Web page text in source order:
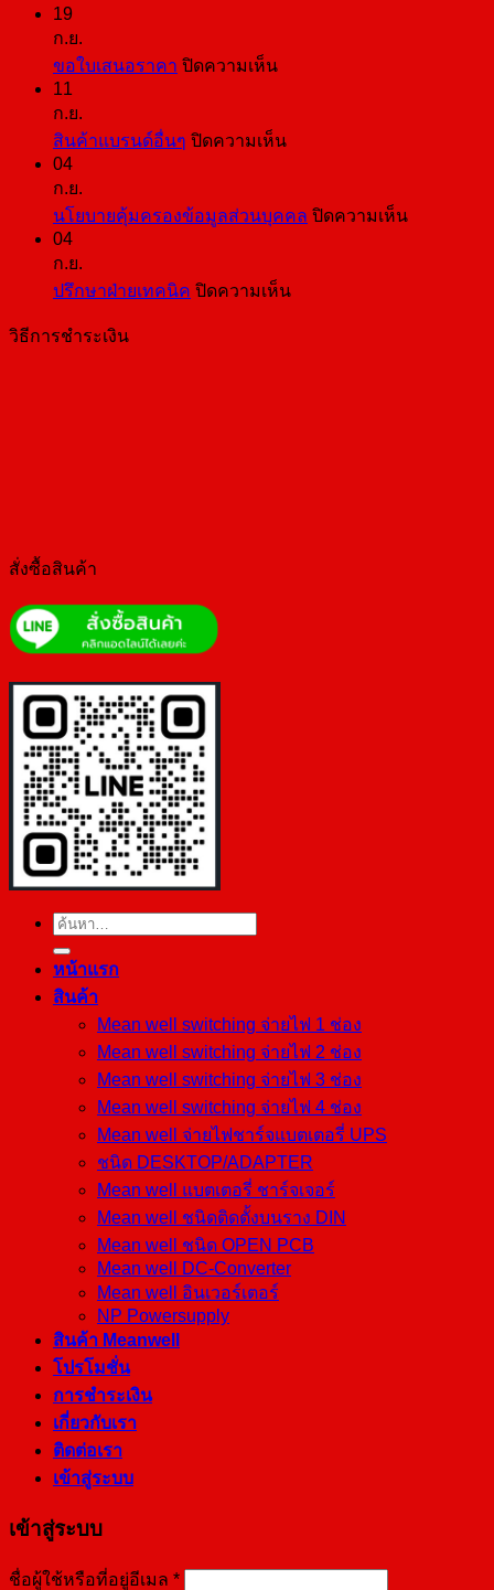
19
ก.ย.
ขอใบเสนอราคา ปิดความเห็นบน
เสนอ
11
ก.ย.
สินค้าแบรนด์อื่นๆ ปิดความเห็นบน
รนด์
04
ก.ย.
นโยบายคุ้มครองข้อมูลส่วนบุคคล ปิดความเห็นบน
04
ก.ย.
ปรึกษาฝ่ายเทคนิค ปิดความเห็นบน
วิธีการชำระเงิน
สั่งซื้อสินค้า
ค้นหา:
หน้าแรก
สินค้า
Mean well switching จ่ายไฟ 1 ช่อง
Mean well switching จ่ายไฟ 2 ช่อง
Mean well switching จ่ายไฟ 3 ช่อง
Mean well switching จ่ายไฟ 4 ช่อง
Mean well จ่ายไฟชาร์จแบตเตอรี่ UPS
ชนิด DESKTOP/ADAPTER
Mean well แบตเตอรี่ ชาร์จเจอร์
Mean well ชนิดติดตั้งบนราง DIN
Mean well ชนิด OPEN PCB
Mean well DC-Converter
Mean well อินเวอร์เตอร์
NP Powersupply
สินค้า Meanwell
โปรโมชั่น
การชำระเงิน
เกี่ยวกับเรา
ติดต่อเรา
เข้าสู่ระบบ
เข้าสู่ระบบ
ชื่อผู้ใช้หรือที่อยู่อีเมล *